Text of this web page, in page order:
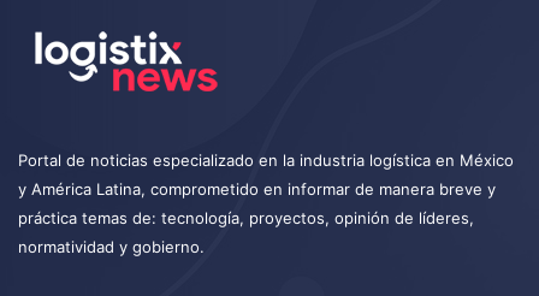
Portal de noticias especializado en la industria logística en México
y América Latina, comprometido en informar de manera breve y
práctica temas de: tecnología, proyectos, opinión de líderes,
normatividad y gobierno.